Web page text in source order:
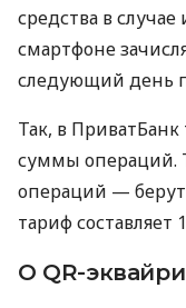
средства в
смартфоне
следующий день
Так, в ПриватБанк
суммы операций.
операций — берут
тариф составляет
О QR-